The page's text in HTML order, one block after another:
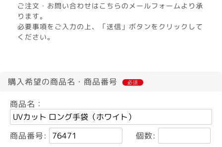
ご注文・お問い合わせはこちらのメールフォームより承
ります。
必要事項をご入力の上、「送信」ボタンをクリックして
ください。
購入希望の商品名・商品番号 必須
商品名：
商品番号: 個数: